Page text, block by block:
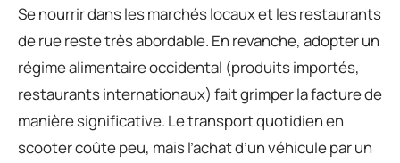
Se nourrir dans les marchés locaux et les restaurants
de rue reste très abordable. En revanche, adopter un
régime alimentaire occidental (produits importés,
restaurants internationaux) fait grimper la facture de
manière significative. Le transport quotidien en
scooter coûte peu, mais l’achat d’un véhicule par un